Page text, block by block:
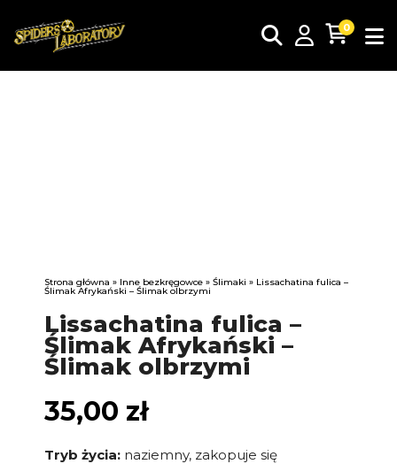
0
Strona główna » Inne bezkręgowce » Ślimaki » Lissachatina fulica –
Ślimak Afrykański – Ślimak olbrzymi
Lissachatina fulica –
Ślimak Afrykański –
Ślimak olbrzymi
35,00 zł
Tryb życia: naziemny, zakopuje się